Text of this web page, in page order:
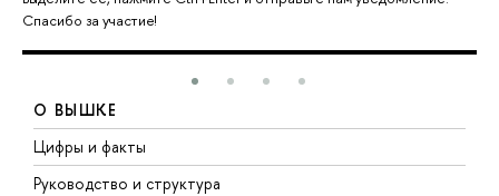
Спасибо за участие!
О ВЫШКЕ
Цифры и факты
Руководство и структура